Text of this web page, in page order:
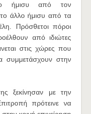
ήμισυ από τον
άλλο ήμισυ από τα
Πρόσθετοι πόροι
από ιδιώτες
στις χώρες που
συμμετάσχουν στην
ξεκίνησαν με την
πρότεινε να